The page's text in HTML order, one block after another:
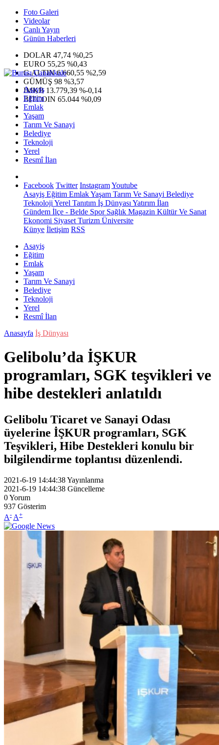
Foto Galeri
Videolar
Canlı Yayın
Günün Haberleri
DOLAR 47,74 %0,25
EURO 55,25 %0,43
G.ALTIN6.660,55 %2,59
GÜMÜŞ 98 %3,57
IMKB 13.779,39 %-0,14
BITCOIN 65.044 %0,09
Asayiş
Eğitim
Emlak
Yaşam
Tarım Ve Sanayi
Belediye
Teknoloji
Yerel
Resmî İlan
Facebook Twitter InstagramYoutube
Asayiş Eğitim EmlakYaşam Tarım Ve Sanayi Belediye
Teknoloji Yerel Tanıtım İş Dünyası Yatırım İlan
Gündem İlçe - Belde SporSağlık Magazin Kültür Ve Sanat
Ekonomi Siyaset Turizm Üniversite
Künye İletişim RSS
Asayiş
Eğitim
Emlak
Yaşam
Tarım Ve Sanayi
Belediye
Teknoloji
Yerel
Resmî İlan
Anasayfa İş Dünyası
Gelibolu’da İŞKUR
programları, SGK teşvikleri ve
hibe destekleri anlatıldı
Gelibolu Ticaret ve Sanayi Odası
üyelerine İŞKUR programları, SGK
Teşvikleri, Hibe Destekleri konulu bir
bilgilendirme toplantısı düzenlendi.
2021-6-19 14:44:38Yayınlanma
2021-6-19 14:44:38 Güncelleme
0Yorum
937 Gösterim
A- A+